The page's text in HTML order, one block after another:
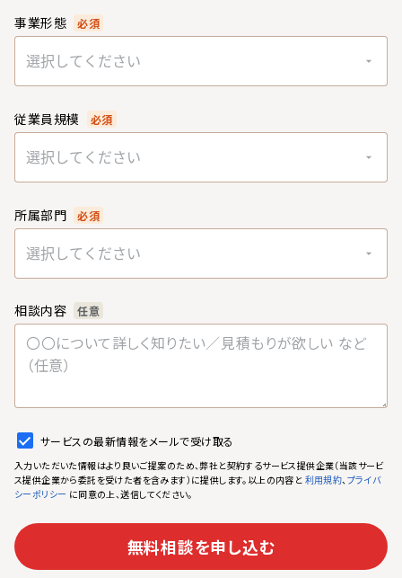
事業形態 必須
選択してください
従業員規模 必須
選択してください
所属部門 必須
選択してください
相談内容 任意
サービスの最新情報をメールで受け取る
入力いただいた情報はより良いご提案のため、弊社と契約するサービス提供企業（当該サービ
ス提供企業から委託を受けた者を含みます）に提供します。以上の内容と 利用規約、プライバ
シーポリシー に同意の上、送信してください。
無料相談を申し込む